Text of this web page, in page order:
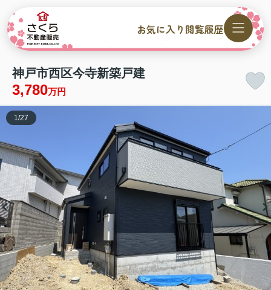
お気に入り 閲覧履歴
神戸市西区今寺新築戸建
3,780万円
1 /27